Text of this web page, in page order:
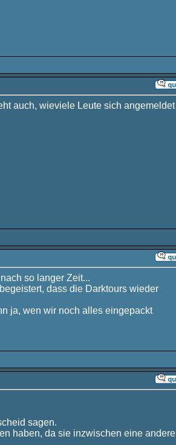
auch, wieviele Leute sich angemeldet
so langer Zeit...
dass die Darktours wieder
ja, wen wir noch alles eingepackt
sagen.
haben, da sie inzwischen eine andere